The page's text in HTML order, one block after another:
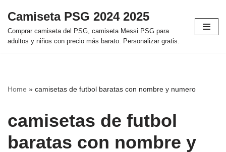
Saltar
al
Camiseta PSG 2024 2025
Comprar camiseta del PSG, camiseta Messi PSG para
adultos y niños con precio más barato. Personalizar gratis.
Home » camisetas de futbol baratas con nombre y numero
camisetas de futbol
baratas con nombre y